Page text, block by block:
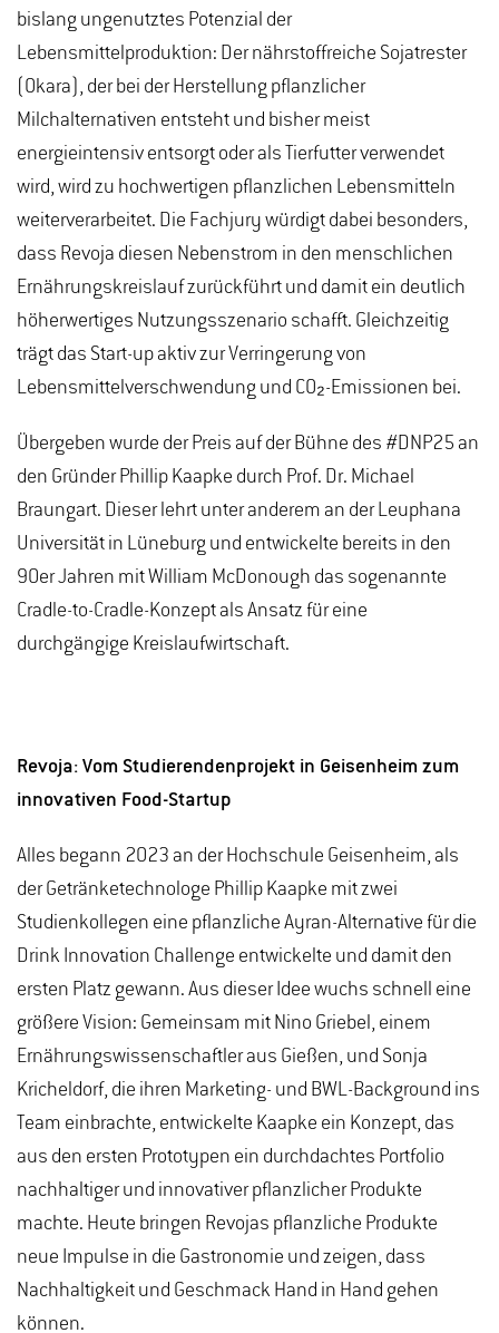
bislang ungenutztes Potenzial der
Lebensmittelproduktion: Der nährstoffreiche Sojatrester
(Okara), der bei der Herstellung pflanzlicher
Milchalternativen entsteht und bisher meist
energieintensiv entsorgt oder als Tierfutter verwendet
wird, wird zu hochwertigen pflanzlichen Lebensmitteln
weiterverarbeitet. Die Fachjury würdigt dabei besonders,
dass Revoja diesen Nebenstrom in den menschlichen
Ernährungskreislauf zurückführt und damit ein deutlich
höherwertiges Nutzungsszenario schafft. Gleichzeitig
trägt das Start-up aktiv zur Verringerung von
Lebensmittelverschwendung und CO₂-Emissionen bei.
Übergeben wurde der Preis auf der Bühne des #DNP25 an
den Gründer Phillip Kaapke durch Prof. Dr. Michael
Braungart. Dieser lehrt unter anderem an der Leuphana
Universität in Lüneburg und entwickelte bereits in den
90er Jahren mit William McDonough das sogenannte
Cradle-to-Cradle-Konzept als Ansatz für eine
durchgängige Kreislaufwirtschaft.
Revoja: Vom Studierendenprojekt in Geisenheim zum
innovativen Food-Startup
Alles begann 2023 an der Hochschule Geisenheim, als
der Getränketechnologe Phillip Kaapke mit zwei
Studienkollegen eine pflanzliche Ayran-Alternative für die
Drink Innovation Challenge entwickelte und damit den
ersten Platz gewann. Aus dieser Idee wuchs schnell eine
größere Vision: Gemeinsam mit Nino Griebel, einem
Ernährungswissenschaftler aus Gießen, und Sonja
Kricheldorf, die ihren Marketing- und BWL-Background ins
Team einbrachte, entwickelte Kaapke ein Konzept, das
aus den ersten Prototypen ein durchdachtes Portfolio
nachhaltiger und innovativer pflanzlicher Produkte
machte. Heute bringen Revojas pflanzliche Produkte
neue Impulse in die Gastronomie und zeigen, dass
Nachhaltigkeit und Geschmack Hand in Hand gehen
können.